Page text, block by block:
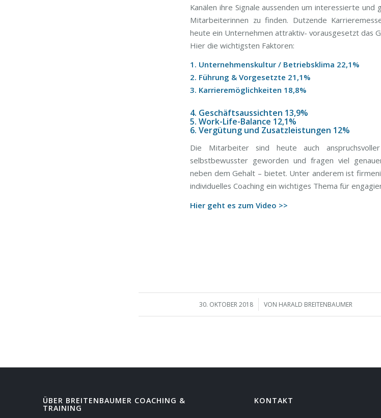
Kanälen ihre Signale aussenden um interessierte
Mitarbeiterinnen zu finden. Dutzende
heute ein Unternehmen attraktiv- vorausgesetzt das
Hier die wichtigsten Faktoren:
1. Unternehmenskultur / Betriebsklima 22,1%
2. Führung & Vorgesetzte 21,1%
3. Karrieremöglichkeiten 18,8%
4. Geschäftsaussichten 13,9%
5. Work-Life-Balance 12,1%
6. Vergütung und Zusatzleistungen 12%
Die Mitarbeiter sind heute auch
selbstbewusster geworden und fragen viel
neben dem Gehalt – bietet. Unter anderem ist
individuelles Coaching ein wichtiges Thema für
Hier geht es zum Video >>
30. OKTOBER 2018
/ VON HARALD BREITENBAUMER
ÜBER BREITENBAUMER COACHING &
TRAINING
KONTAKT